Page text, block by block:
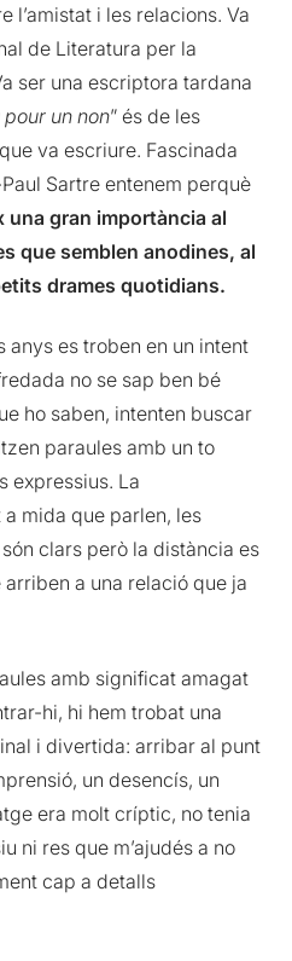
l’amistat i les relacions. Va
de Literatura per la
ser una escriptora tardana
pour un non” és de les
va escriure. Fascinada
Sartre entenem perquè
una gran importància al
que semblen anodines, al
drames quotidians.
anys es troben en un intent
no se sap ben bé
ho saben, intenten buscar
paraules amb un to
expressius. La
mida que parlen, les
clars però la distància es
a una relació que ja
amb significat amagat
hi, hi hem trobat una
i divertida: arribar al punt
un desencís, un
era molt críptic, no tenia
ni res que m’ajudés a no
cap a detalls